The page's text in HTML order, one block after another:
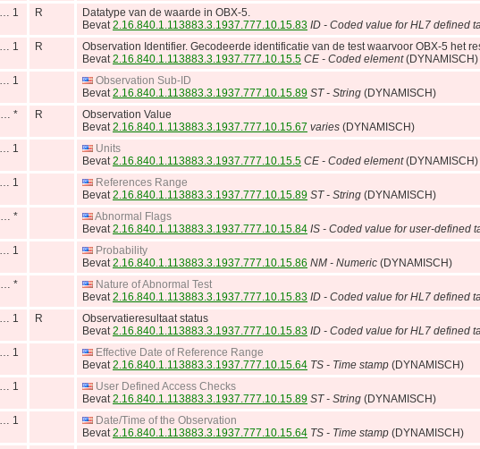
1 R
Datatype van de waarde in OBX-5.
Bevat2.16.840.1.113883.3.1937.777.10.15.83 ID - Coded value for HL7 defined
1 R
Observation Identifier. Gecodeerde identificatie van de test waarvoor OBX-5 het
Bevat2.16.840.1.113883.3.1937.777.10.15.5 CE - Coded element(DYNAMISCH)
1
Observation Sub-ID
Bevat2.16.840.1.113883.3.1937.777.10.15.89 ST - String (DYNAMISCH)
… * R
Observation Value
Bevat2.16.840.1.113883.3.1937.777.10.15.67 varies (DYNAMISCH)
1
Units
Bevat2.16.840.1.113883.3.1937.777.10.15.5 CE - Coded element(DYNAMISCH)
1
References Range
Bevat2.16.840.1.113883.3.1937.777.10.15.89 ST - String (DYNAMISCH)
*
Abnormal Flags
Bevat2.16.840.1.113883.3.1937.777.10.15.84 IS - Coded value for user-defined
1
Probability
Bevat2.16.840.1.113883.3.1937.777.10.15.86 NM - Numeric (DYNAMISCH)
*
Nature of Abnormal Test
Bevat2.16.840.1.113883.3.1937.777.10.15.83 ID - Coded value for HL7 defined
1 R
Observatieresultaat status
Bevat2.16.840.1.113883.3.1937.777.10.15.83 ID - Coded value for HL7 defined
1
Effective Date of Reference Range
Bevat2.16.840.1.113883.3.1937.777.10.15.64 TS - Time stamp (DYNAMISCH)
1
User Defined Access Checks
Bevat2.16.840.1.113883.3.1937.777.10.15.89 ST - String (DYNAMISCH)
1
Date/Time of the Observation
Bevat2.16.840.1.113883.3.1937.777.10.15.64 TS - Time stamp (DYNAMISCH)